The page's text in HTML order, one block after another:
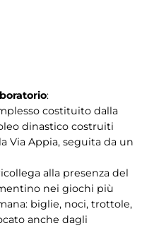
:
costituito dalla
dinastico costruiti
Via Appia, seguita da un
alla presenza del
nei giochi più
biglie, noci, trottole,
anche dagli